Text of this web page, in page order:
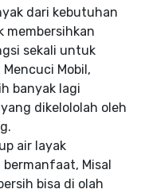
dari kebutuhan
membersihkan
sekali untuk
Mobil,
banyak lagi
dikelololah oleh
air layak
Misal
bisa di olah